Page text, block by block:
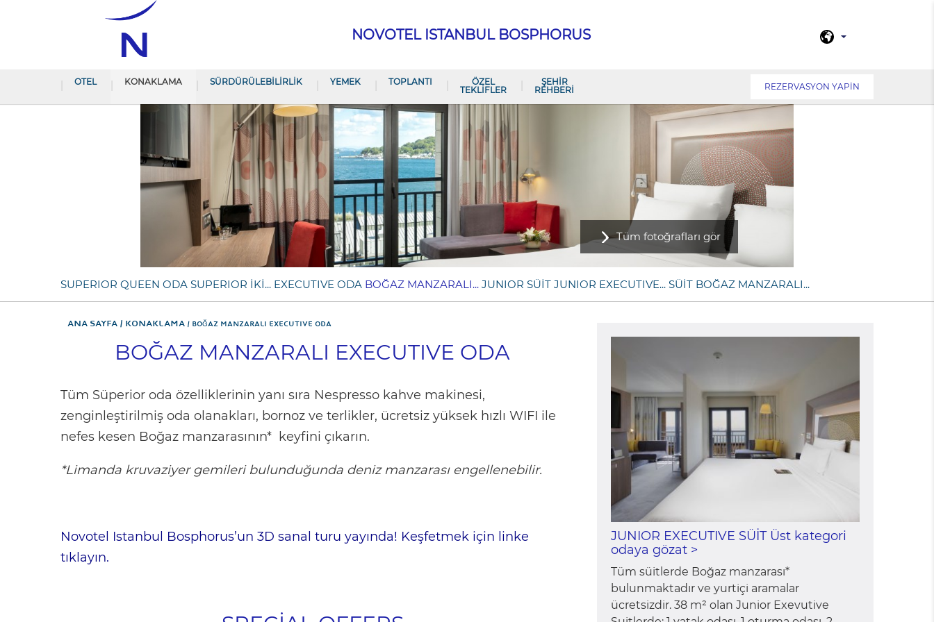
NOVOTEL ISTANBUL BOSPHORUS
OTEL KONAKLAMA SÜRDÜRÜLEBİLİRLİK YEMEK TOPLANTI
ÖZEL
TEKLIFLER
ŞEHIR
REHBERI
REZERVASYON YAPIN
Tüm fotoğrafları gör
SUPERIOR QUEEN ODA SUPERIOR İKİ... EXECUTIVE ODA BOĞAZ MANZARALI... JUNIOR SÜİT JUNIOR EXECUTIVE... SÜİT BOĞAZ MANZARALI...
Ana Sayfa KONAKLAMA BOĞAZ MANZARALI EXECUTIVE ODA
BOĞAZ MANZARALI EXECUTIVE ODA
Tüm Süperior oda özelliklerinin yanı sıra Nespresso kahve makinesi,
zenginleştirilmiş oda olanakları, bornoz ve terlikler, ücretsiz yüksek hızlı WIFI ile
nefes kesen Boğaz manzarasının* keyfini çıkarın.
*Limanda kruvaziyer gemileri bulunduğunda deniz manzarası engellenebilir.
Novotel Istanbul Bosphorus’un 3D sanal turu yayında! Keşfetmek için linke
tıklayın.
JUNIOR EXECUTIVE SÜİT Üst kategori
odaya gözat >
Tüm süitlerde Boğaz manzarası*
bulunmaktadır ve yurtiçi aramalar
ücretsizdir. 38 m² olan Junior Exevutive